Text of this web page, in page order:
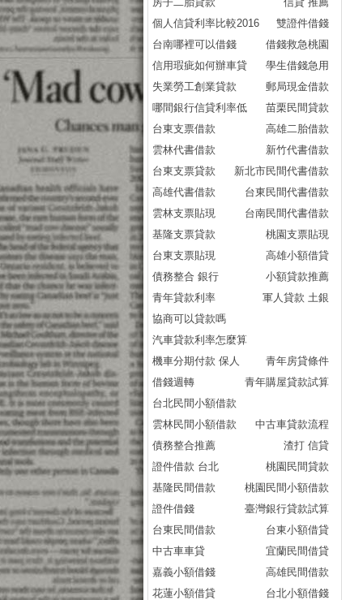
個人信貸利率比較2016
雙證件借錢
台南哪裡可以借錢
借錢救急桃園
信用瑕疵如何辦車貸
學生借錢急用
失業勞工創業貸款
郵局現金借款
哪間銀行信貸利率低
苗栗民間貸款
台東支票借款
高雄二胎借款
雲林代書借款
新竹代書借款
台東支票貸款
新北市民間代書借款
高雄代書借款
台東民間代書借款
雲林支票貼現
台南民間代書借款
基隆支票貸款
桃園支票貼現
台東支票貼現
高雄小額借貸
債務整合 銀行
小額貸款推薦
青年貸款利率
軍人貸款 土銀
協商可以貸款嗎
汽車貸款利率怎麼算
機車分期付款 保人
青年房貸條件
借錢週轉
青年購屋貸款試算
台北民間小額借款
雲林民間小額借款
中古車貸款流程
債務整合推薦
渣打 信貸
證件借款 台北
桃園民間貸款
基隆民間借款
桃園民間小額借款
證件借錢
臺灣銀行貸款試算
台東民間借款
台東小額借貸
中古車車貸
宜蘭民間借貸
嘉義小額借錢
高雄民間借款
花蓮小額借貸
台北小額借錢